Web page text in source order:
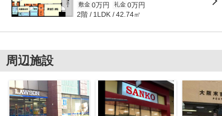
敷金 0万円 礼金 0万円
2階 1LDK 42.74㎡
周辺施設